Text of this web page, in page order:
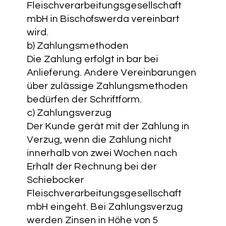
Fleischverarbeitungsgesellschaft
mbH in Bischofswerda vereinbart
wird.
b) Zahlungsmethoden
Die Zahlung erfolgt in bar bei
Anlieferung. Andere Vereinbarungen
über zulässige Zahlungsmethoden
bedürfen der Schriftform.
c) Zahlungsverzug
Der Kunde gerät mit der Zahlung in
Verzug, wenn die Zahlung nicht
innerhalb von zwei Wochen nach
Erhalt der Rechnung bei der
Schiebocker
Fleischverarbeitungsgesellschaft
mbH eingeht. Bei Zahlungsverzug
werden Zinsen in Höhe von 5